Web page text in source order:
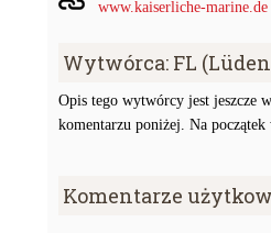
www.kaiserliche-
Wytwórca: FL
Opis tego wytwórcy jest jeszcze
komentarzu poniżej. Na
Komentarze